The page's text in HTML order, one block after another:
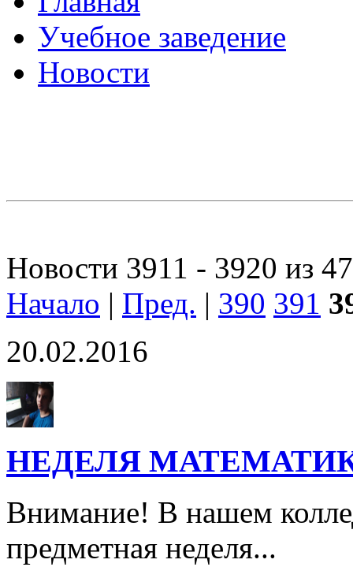
Учебное заведение
Новости
Новости 3911 - 3920 из
Начало | Пред. | 390 391
20.02.2016
НЕДЕЛЯ
Внимание! В нашем
предметная неделя...